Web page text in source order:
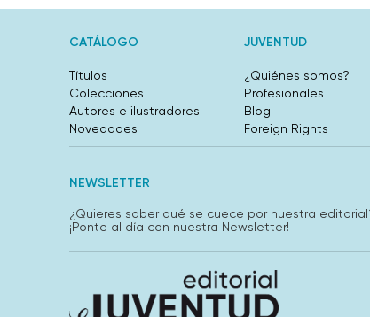
CATÁLOGO
Títulos
Colecciones
Autores e ilustradores
Novedades
JUVENTUD
¿Quiénes somos?
Profesionales
Blog
Foreign Rights
NEWSLETTER
¿Quieres saber qué se cuece por nuestra
¡Ponte al día con nuestra Newsletter!